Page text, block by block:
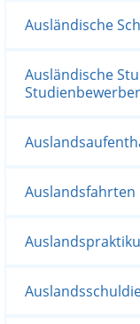
Ausländische
Ausländische
Studienbewerber
Auslandsfahrten